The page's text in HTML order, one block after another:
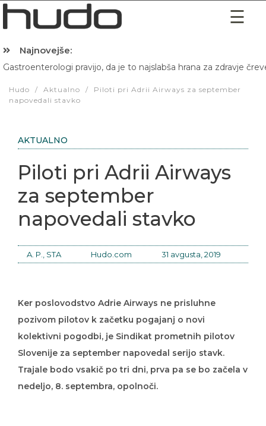
Najnovejše:
Gastroenterologi pravijo, da je to najslabša hrana za zdravje
Hudo / Aktualno /
Piloti pri Adrii Airways za september
napovedali stavko
AKTUALNO
Piloti pri Adrii Airways
za september
napovedali stavko
A. P., STA Hudo.com 31 avgusta, 2019
Ker poslovodstvo Adrie Airways ne prisluhne
pozivom pilotov k začetku pogajanj o novi
kolektivni pogodbi, je Sindikat prometnih pilotov
Slovenije za september napovedal serijo stavk.
Trajale bodo vsakič po tri dni, prva pa se bo začela v
nedeljo, 8. septembra, opolnoči.